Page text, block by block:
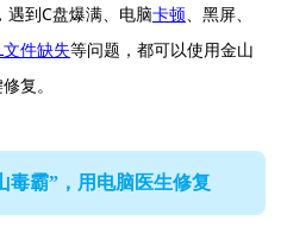
到C盘爆满、电脑卡顿、黑屏、
文件缺失等问题，都可以使用金山
复。
毒霸”，用电脑医生修复